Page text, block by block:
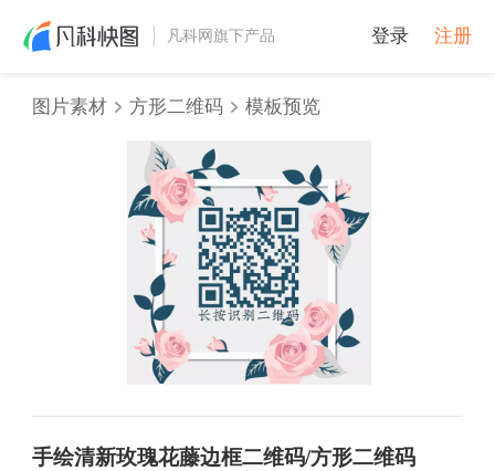
凡科网旗下产品 登录 注册
图片素材 方形二维码 模板预览
手绘清新玫瑰花藤边框二维码/方形二维码